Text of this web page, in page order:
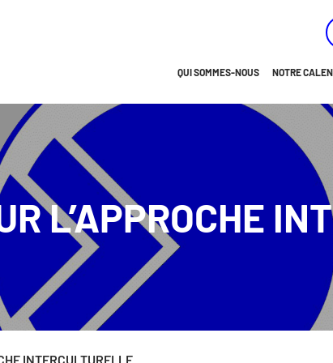
QUI SOMMES-NOUS
BREF APERÇU…
NOTRE VISION
NOTRE ÉQUIPE
NOTRE
L’APPROCHE
INTERCULTURELLE